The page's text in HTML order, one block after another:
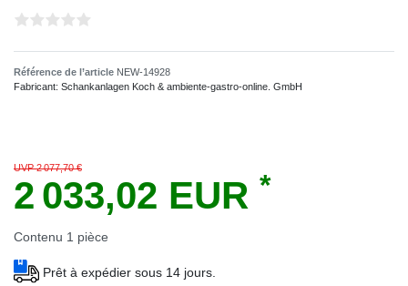
Référence de l’article NEW-14928
Fabricant: Schankanlagen Koch & ambiente-gastro-online. GmbH
UVP 2 077,70 €
2 033,02 EUR *
Contenu 1 pièce
Prêt à expédier sous 14 jours.